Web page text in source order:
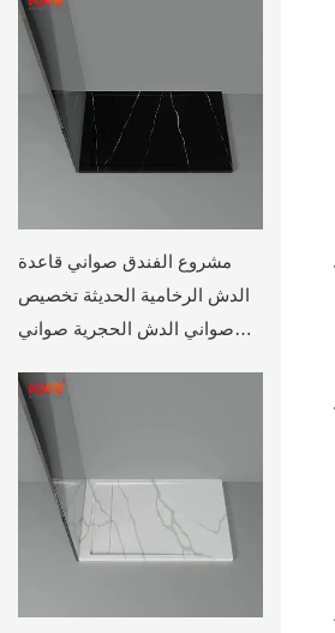
مشروع الفندق صواني قاعدة
الدش الرخامية الحديثة تخصيص
صواني الدش الحجرية صواني